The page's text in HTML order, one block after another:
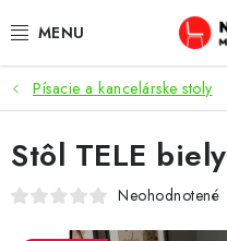
na
VÝPREDAJ
NOVINKY
OBÝVACIA IZBA
Písacie a kancelárske stoly
Stôl TELE biely
Neohodnotené